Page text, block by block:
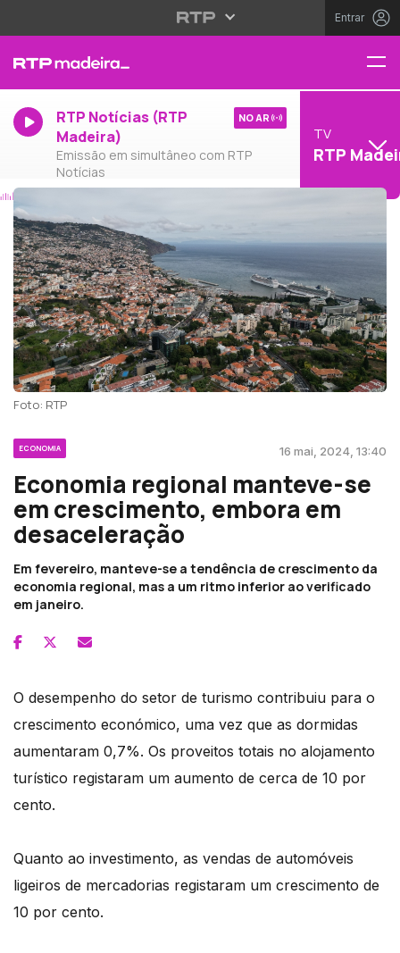
Entrar
RTP Notícias (RTP
Madeira)
Emissão em simultâneo com RTP
Notícias
NO AR
TV
RTP
Foto: RTP
ECONOMIA 16 mai, 2024, 13:40
Economia regional manteve-se
em crescimento, embora em
desaceleração
Em fevereiro, manteve-se a tendência de crescimento da
economia regional, mas a um ritmo inferior ao verificado
em janeiro.
O desempenho do setor de turismo contribuiu para o
crescimento económico, uma vez que as dormidas
aumentaram 0,7%. Os proveitos totais no alojamento
turístico registaram um aumento de cerca de 10 por
cento.
Quanto ao investimento, as vendas de automóveis
ligeiros de mercadorias registaram um crescimento de
10 por cento.